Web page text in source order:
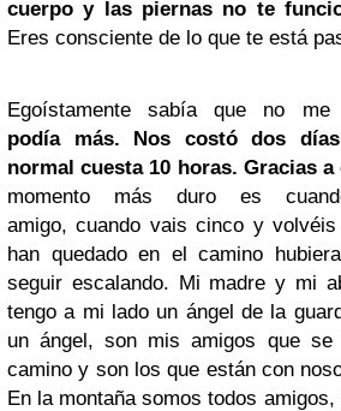
cuerpo y las piernas no te
Eres consciente de lo que te está
Egoístamente sabía que no
podía más. Nos costó dos
normal cuesta 10 horas. Gracias
momento más duro es
amigo, cuando vais cinco y
han quedado en el camino
seguir escalando. Mi madre y mi
tengo a mi lado un ángel de la
un ángel, son mis amigos que se
camino y son los que están con
En la montaña somos todos amigos,